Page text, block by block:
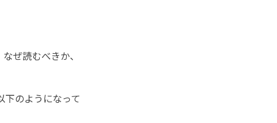
ぜ読むべきか、
のようになって